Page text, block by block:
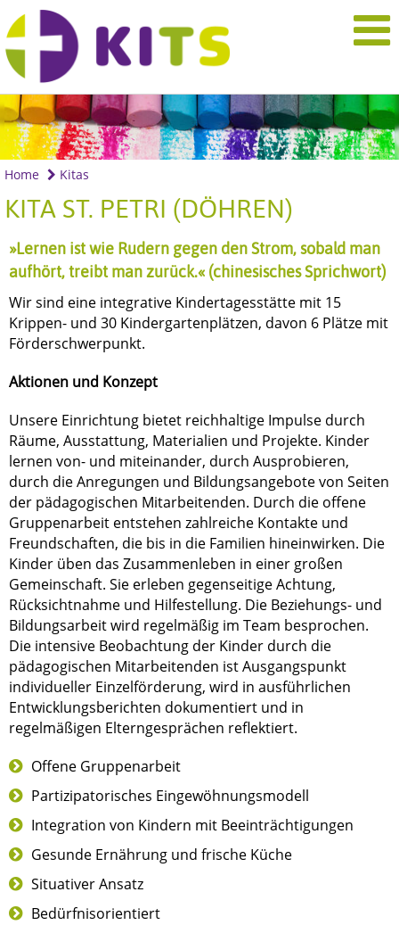
Home Kitas
KITA ST. PETRI (DÖHREN)
»Lernen ist wie Rudern gegen den Strom, sobald man
aufhört, treibt man zurück.« (chinesisches Sprichwort)
Wir sind eine integrative Kindertagesstätte mit 15
Krippen- und 30 Kindergartenplätzen, davon 6 Plätze mit
Förderschwerpunkt.
Aktionen und Konzept
Unsere Einrichtung bietet reichhaltige Impulse durch
Räume, Ausstattung, Materialien und Projekte. Kinder
lernen von- und miteinander, durch Ausprobieren,
durch die Anregungen und Bildungsangebote von Seiten
der pädagogischen Mitarbeitenden. Durch die offene
Gruppenarbeit entstehen zahlreiche Kontakte und
Freundschaften, die bis in die Familien hineinwirken. Die
Kinder üben das Zusammenleben in einer großen
Gemeinschaft. Sie erleben gegenseitige Achtung,
Rücksichtnahme und Hilfestellung. Die Beziehungs- und
Bildungsarbeit wird regelmäßig im Team besprochen.
Die intensive Beobachtung der Kinder durch die
pädagogischen Mitarbeitenden ist Ausgangspunkt
individueller Einzelförderung, wird in ausführlichen
Entwicklungsberichten dokumentiert und in
regelmäßigen Elterngesprächen reflektiert.
Offene Gruppenarbeit
Partizipatorisches Eingewöhnungsmodell
Integration von Kindern mit Beeinträchtigungen
Gesunde Ernährung und frische Küche
Situativer Ansatz
Bedürfnisorientiert